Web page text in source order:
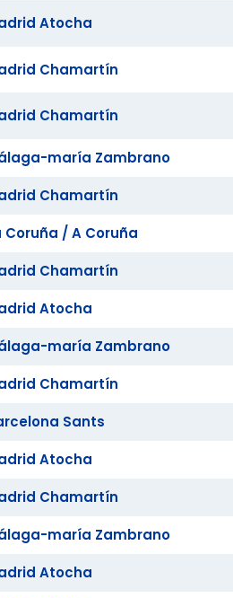
Atocha
Chamartín
Chamartín
maría Zambrano
Chamartín
Coruña / A Coruña
Chamartín
Atocha
maría Zambrano
Chamartín
Sants
Atocha
Chamartín
maría Zambrano
Atocha